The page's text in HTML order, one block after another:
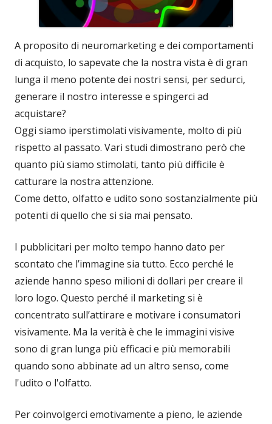
A proposito di neuromarketing e dei comportamenti
di acquisto, lo sapevate che la nostra vista è di gran
lunga il meno potente dei nostri sensi, per sedurci,
generare il nostro interesse e spingerci ad
acquistare?
Oggi siamo iperstimolati visivamente, molto di più
rispetto al passato. Vari studi dimostrano però che
quanto più siamo stimolati, tanto più difficile è
catturare la nostra attenzione.
Come detto, olfatto e udito sono sostanzialmente più
potenti di quello che si sia mai pensato.
I pubblicitari per molto tempo hanno dato per
scontato che l’immagine sia tutto. Ecco perché le
aziende hanno speso milioni di dollari per creare il
loro logo. Questo perché il marketing si è
concentrato sull’attirare e motivare i consumatori
visivamente. Ma la verità è che le immagini visive
sono di gran lunga più efficaci e più memorabili
quando sono abbinate ad un altro senso, come
l'udito o l'olfatto.
Per coinvolgerci emotivamente a pieno, le aziende